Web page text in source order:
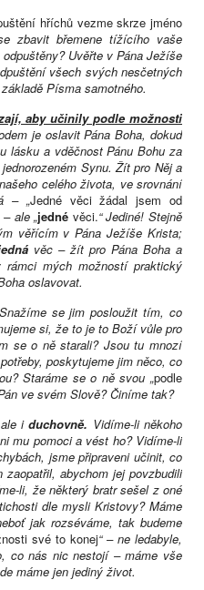
hříchů vezme skrze jméno
zbavit břemene tížícího vaše
Uvěřte v Pána Ježíše
všech svých nesčetných
Písma samotného.
aby učinily podle možnosti
je oslavit Pána Boha, dokud
lásku a vděčnost Pánu Bohu za
Synu. Žít pro Něj a
celého života, ve srovnání
– „Jedné věci žádal jsem od
– ale „jedné věci.“ Jediné! Stejně
věřícím v Pána Ježíše Krista;
věc – žít pro Pána Boha a
mých možností praktický
oslavovat.
Snažíme se jim posloužit tím, co
si, že to je to Boží vůle pro
se o ně starali? Jsou tu mnozí
poskytujeme jim něco, co
Staráme se o ně svou „podle
ve svém Slově? Činíme tak?
iduchovně. Vidíme-li někoho
mu pomoci a vést ho? Vidíme-li
jsme připraveni učinit, co
abychom jej povzbudili
li, že některý bratr sešel z oné
dle mysli Kristovy? Máme
jak rozséváme, tak budeme
své to konej“ – ne ledabyle,
co nás nic nestojí – máme vše
máme jen jediný život.